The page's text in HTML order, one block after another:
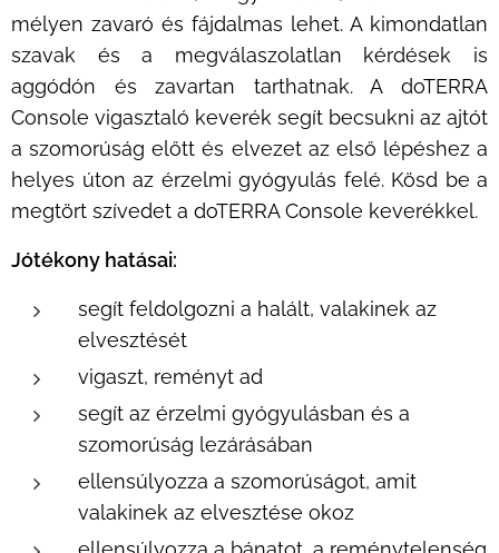
mélyen zavaró és fájdalmas lehet. A kimondatlan
szavak és a megválaszolatlan kérdések is
aggódón és zavartan tarthatnak. A doTERRA
Console vigasztaló keverék segít becsukni az ajtót
a szomorúság előtt és elvezet az első lépéshez a
helyes úton az érzelmi gyógyulás felé. Kösd be a
megtört szívedet a doTERRA Console keverékkel.
Jótékony hatásai:
segít feldolgozni a halált, valakinek az
elvesztését
vigaszt, reményt ad
segít az érzelmi gyógyulásban és a
szomorúság lezárásában
ellensúlyozza a szomorúságot, amit
valakinek az elvesztése okoz